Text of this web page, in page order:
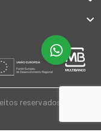
reservados